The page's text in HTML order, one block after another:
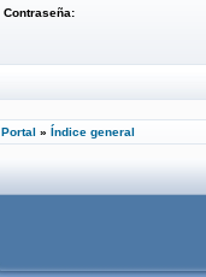
Contraseña:
Portal » Índice general